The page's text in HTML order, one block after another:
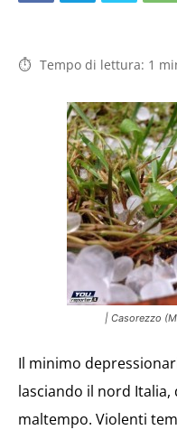
Tempo di lettura: 1
| Casorezzo
Il minimo
lasciando il nord
maltempo. Violenti